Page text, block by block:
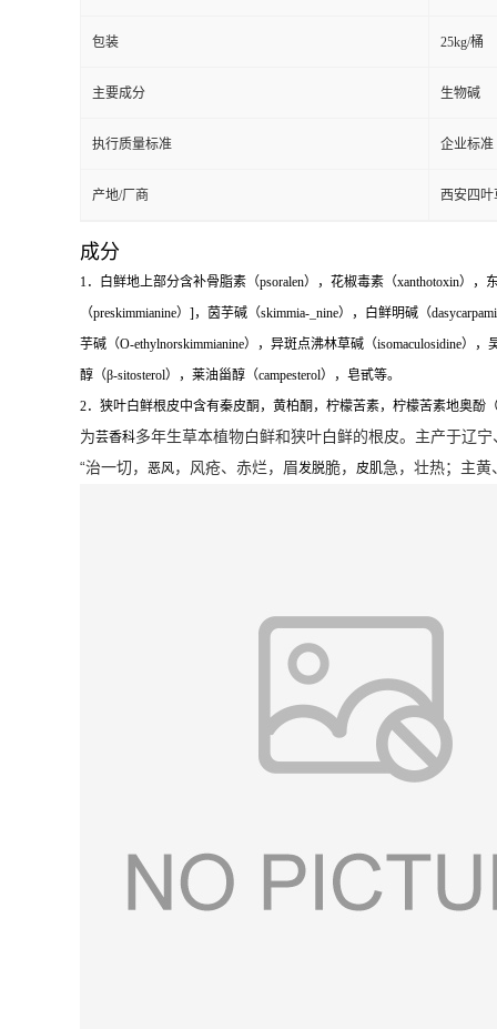
包装 25kg/桶
主要成分 生物碱
执行质量标准 企业标准
产地/厂商 西安四
成分
1．白鲜地上部分含补骨脂素（psoralen），花椒毒素（xanthotoxin），
（preskimmianine）]，茵芋碱（skimmia-_nine），白鲜明碱（
芋碱（O-ethylnorskimmianine），异斑点沸林草碱（isomaculosidine）
醇（β-sitosterol），莱油甾醇（campesterol），皂甙等。
2．狭叶白鲜根皮中含有秦皮酮，黄柏酮，柠檬苦素，柠檬苦素地奥酚
为芸香科多年生草本植物白鲜和狭叶白鲜的根皮。主产于辽
“治一切， 恶风，风疮、赤烂，眉发脱脆， 皮肌急，壮热；主黄